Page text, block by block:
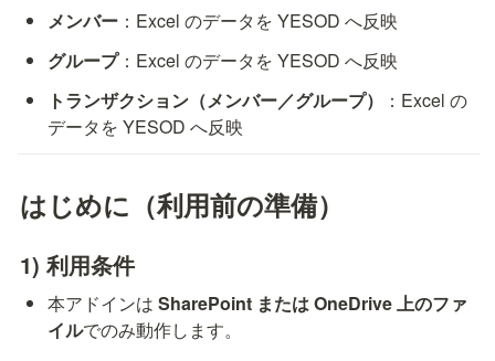
メンバー ：Excel のデータを YESOD へ反映
グループ：Excel のデータを YESOD へ反映
トランザクション（メンバー／グループ）
：Excel の
データを YESOD へ反映
はじめに（利用前の準備）
1) 利用条件
本アドインは SharePoint または OneDrive 上のファ
イルでのみ動作します。